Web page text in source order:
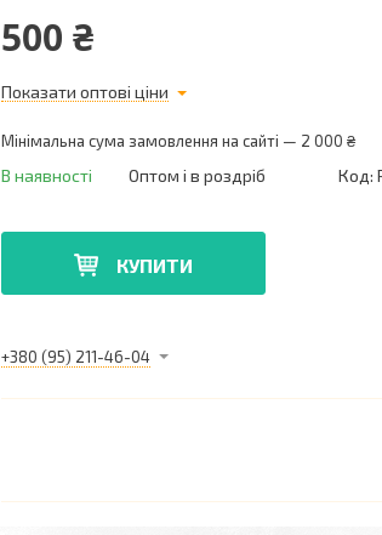
500 ₴
Показати оптові ціни
Мінімальна сума замовлення на сайті — 2 000 ₴
В наявності Оптом і в роздріб Код:
КУПИТИ
+380 (95) 211-46-04